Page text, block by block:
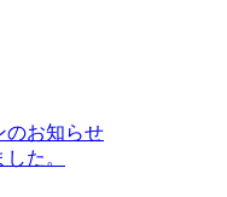
のお知らせ
た。